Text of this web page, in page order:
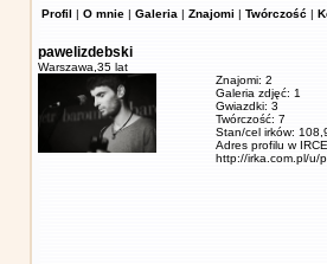
Profil | O mnie | Galeria | Znajomi | Twórczość |
pawelizdebski
Warszawa, 35 lat
Znajomi: 2
Galeria zdjęć: 1
Gwiazdki: 3
Twórczość: 7
Stan/cel irków:
Adres profilu w
http://irka.com.pl/u/